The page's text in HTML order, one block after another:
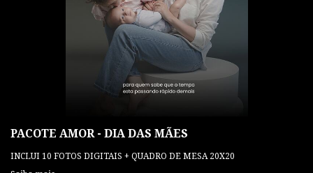
PACOTE AMOR - DIA DAS MÃES
INCLUI 10 FOTOS DIGITAIS + QUADRO DE MESA 20X20